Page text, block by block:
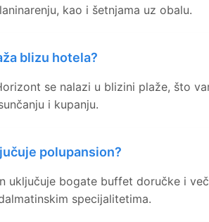
kao i šetnjama uz obalu.
blizu hotela?
se nalazi u blizini plaže, što
i kupanju.
polupansion?
uključuje bogate buffet doručke i
specijalitetima.